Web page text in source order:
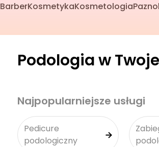
BarberKosmetykaKosmetologia
Podologia w
Najpopularniejsze usługi
Pedicure
podologiczny